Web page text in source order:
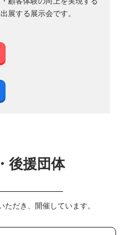
展する展示会です。
後援団体
だき、開催しています。